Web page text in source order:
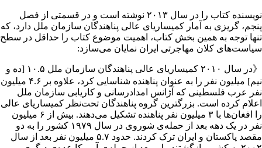
نویسنده کتاب را در سال ۲۰۱۳ نوشته است و در قسمتی از فصل
پنجم، گریزی به آمار کمیساریای عالی پناهندگان سازمان ملل دارد، که
تنها توجه به همین بخش کتاب، اهمیت موضوع کتاب را حداقل در سطح
سیاست‌های کلان مهاجرتی ایران نمایان می‌سازد:
《در سال ۲۰۱۰ کمیساریای عالی پناهندگان سازمان ملل ۱۰.۵ [ده و
نیم] میلیون نفر را به عنوان پناهنده شناسایی کرد، علاوه بر ۴.۶ میلیون
نفر عرب فلسطینی که آژانس امدادرسانی و کاریابی سازمان ملل
اعلام کرده است. بزرگترین گروه پناهندگان تحت‌نظر کمیساریای عالی
را افغان‌ها با ۳ میلیون نفر پناهنده تشکیل می‌دهند. بیش از ۶ میلیون
نفر در یک دهه بعد از حمله‌ی شوروی در سال ۱۹۷۹ کشور را به دو
مقصد پاکستان و ایران ترک کردند. حدود ۵.۷ میلیون نفر بعد از سال